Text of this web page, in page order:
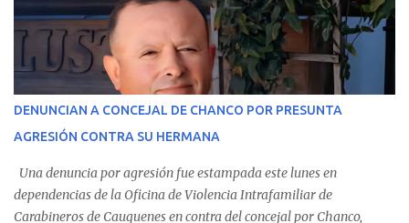
monto total de $116.075.918 entre enero de 2024 y junio de 2025.
En el detalle regional, se indica que en la comuna de Cauquenes se
identificó a cuatro funcionarios involucrados en este tipo de
operaciones. Asimismo, se precisa que uno de los casos
corresponde a un funcionario de la Municipalidad de Chanco,
detectaron incumplimientos a la normativa vigente. El informe
precisa que la mayor cantidad de dinero apostado se registró en
Talca, donde...
DENUNCIAN A CONCEJAL DE CHANCO POR PRESUNTA
AGRESIÓN CONTRA SU HERMANA
Una denuncia por agresión fue estampada este lunes en
dependencias de la Oficina de Violencia Intrafamiliar de
Carabineros de Cauquenes en contra del concejal por Chanco,